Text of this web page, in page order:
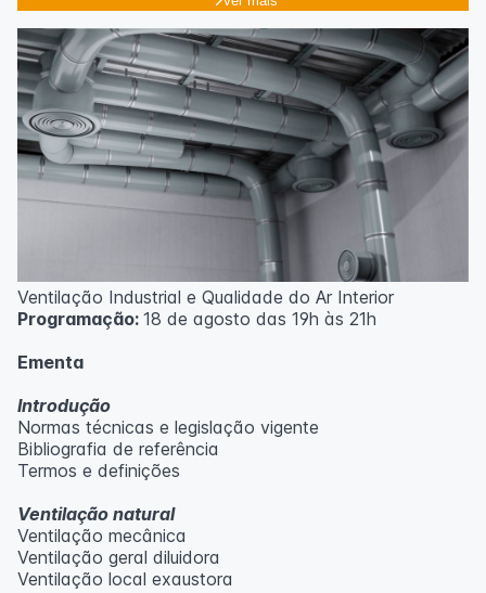
Ventilação Industrial e Qualidade do Ar Interior
Programação: 18 de agosto das 19h às 21h
Ementa
Introdução
Normas técnicas e legislação vigente
Bibliografia de referência
Termos e definições
Ventilação natural
Ventilação mecânica
Ventilação geral diluidora
Ventilação local exaustora